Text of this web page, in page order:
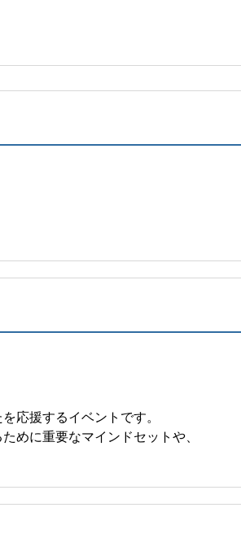
応援するイベントです。
めに重要なマインドセットや、